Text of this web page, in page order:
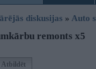
diskusijas » Auto
remonts x5
Atbildēt